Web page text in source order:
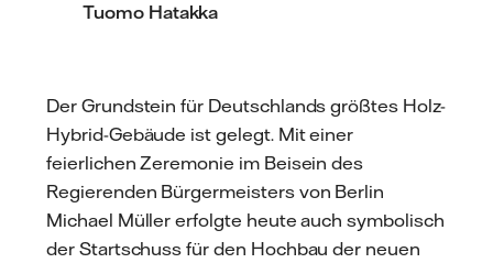
Tuomo Hatakka
Der Grundstein für Deutschlands größtes Holz-
Hybrid-Gebäude ist gelegt. Mit einer
feierlichen Zeremonie im Beisein des
Regierenden Bürgermeisters von Berlin
Michael Müller erfolgte heute auch symbolisch
der Startschuss für den Hochbau der neuen